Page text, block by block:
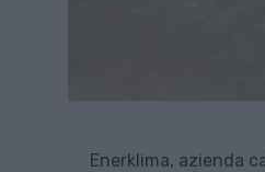
Enerklima, azienda